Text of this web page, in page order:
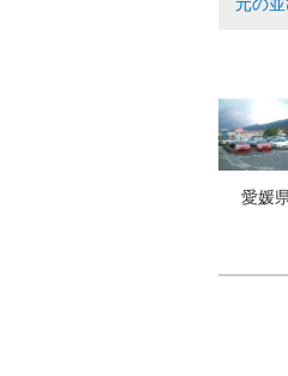
愛媛